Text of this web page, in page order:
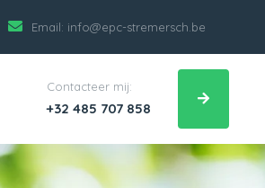
Email: info@epc-stremersch.be
Contacteer mij:
+32 485 707 858